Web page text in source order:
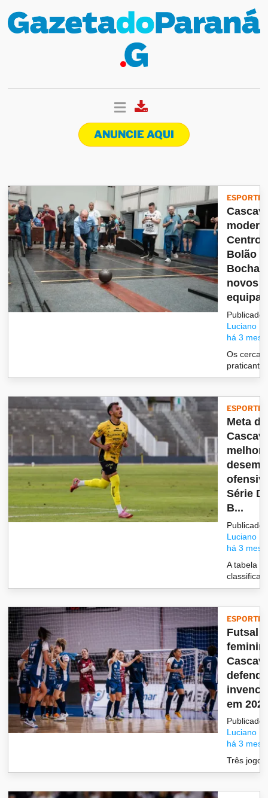
ANUNCIE AQUI
ESPORTES
Centro
Bolão e
Bocha
novos
Publicado
Luciano
há 3
Os cerca
ESPORTES
Meta do
Série D
B...
Publicado
Luciano
há 3
A tabela
ESPORTES
Futsal
em
Publicado
Luciano
há 3
Três